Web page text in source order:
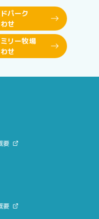
パーク
せ
リー牧場
せ
要
要